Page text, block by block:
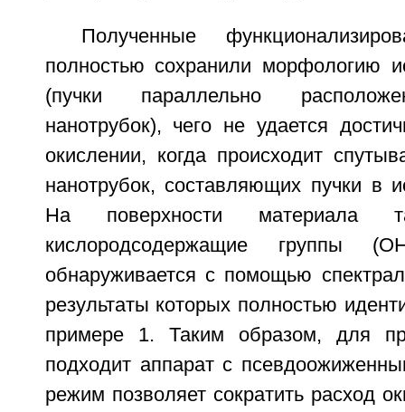
Полученные
полностью сохранили морфологию
(пучки параллельно
нанотрубок), чего не удается
окислении, когда происходит
нанотрубок, составляющих пучки в
На поверхности материала
кислородсодержащие группы
обнаруживается с помощью
результаты которых полностью
примере 1. Таким образом, для
подходит аппарат с
режим позволяет сократить расход